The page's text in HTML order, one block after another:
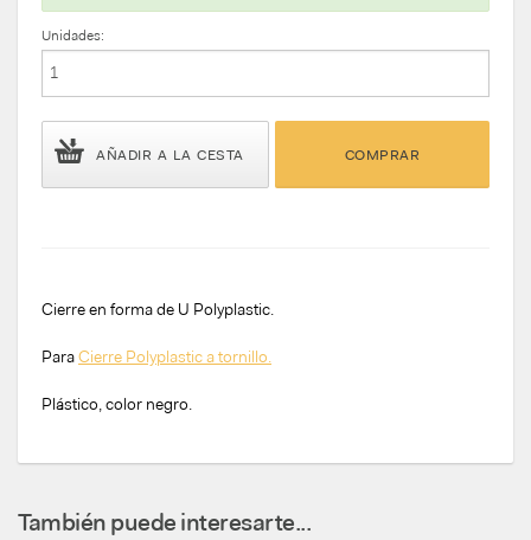
Unidades:
AÑADIR A LA CESTA COMPRAR
Cierre en forma de U Polyplastic.
ParaCierre Polyplastic a tornillo.
Plástico, color negro.
También puede interesarte...